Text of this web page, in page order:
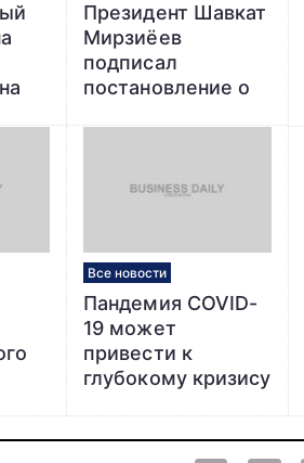
Президент Шавкат
Мирзиёев
подписал
постановление о
Все новости
Пандемия COVID-
19 может
привести к
глубокому кризису